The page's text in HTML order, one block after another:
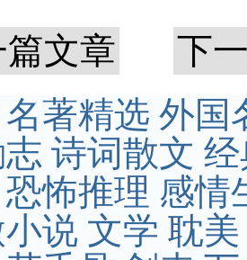
文章
下
名著精选 外国
诗词散文
恐怖推理 感情
说 文学 耽美